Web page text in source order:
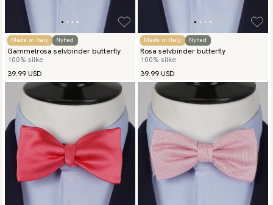
Made in Italy Nyhed
Gammelrosa selvbinder butterfly
100% silke
39.99 USD
Made in Italy Nyhed
Rosa selvbinder butterfly
100% silke
39.99 USD